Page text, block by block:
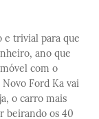
e trivial para que
ano que
com o
Ford Ka vai
o carro mais
beirando os 40